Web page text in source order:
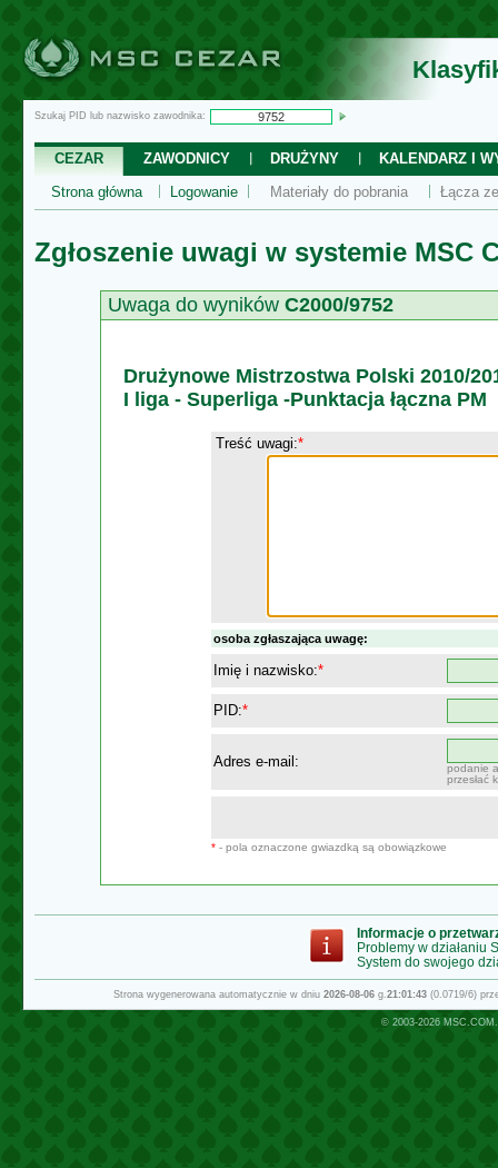
Szukaj PID lub nazwisko zawodnika:
CEZAR ZAWODNICY DRUŻYNY
KALENDARZ I
Strona główna
Logowanie Materiały do pobrania Łącza
Zgłoszenie uwagi w systemie MSC
Uwaga do wyników C2000/9752
Drużynowe Mistrzostwa Polski 2010/
I liga - Superliga -Punktacja łączna PM
Treść uwagi:*
osoba zgłaszająca uwagę:
Imię i nazwisko:*
PID:*
Adres e-mail:
podanie
przesłać
* - pola oznaczone gwiazdką są obowiązkowe
Informacje o
Problemy w działaniu
System do swojego
Strona wygenerowana automatycznie w dniu 2026-08-06g.21:01:43(0.0719/6)
© 2003-2026